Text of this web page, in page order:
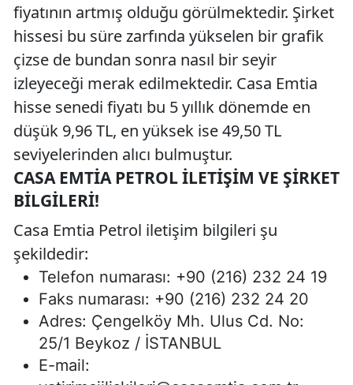
fiyatının artmış olduğu görülmektedir. Şirket
hissesi bu süre zarfında yükselen bir grafik
çizse de bundan sonra nasıl bir seyir
izleyeceği merak edilmektedir. Casa Emtia
hisse senedi fiyatı bu 5 yıllık dönemde en
düşük 9,96 TL, en yüksek ise 49,50 TL
seviyelerinden alıcı bulmuştur.
CASA EMTIA PETROL İLETIŞIM VE ŞIRKET
BILGILERI!
Casa Emtia Petrol iletişim bilgileri şu
şekildedir:
Telefon numarası: +90 (216) 232 24 19
Faks numarası: +90 (216) 232 24 20
Adres: Çengelköy Mh. Ulus Cd. No:
25/1 Beykoz / İSTANBUL
E-mail: